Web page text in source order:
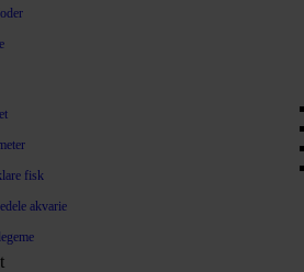
fisk
akvarie